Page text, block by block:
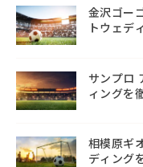
金沢ゴー
トウェデ
サンプロ
ィングを
相模原ギ
ディング